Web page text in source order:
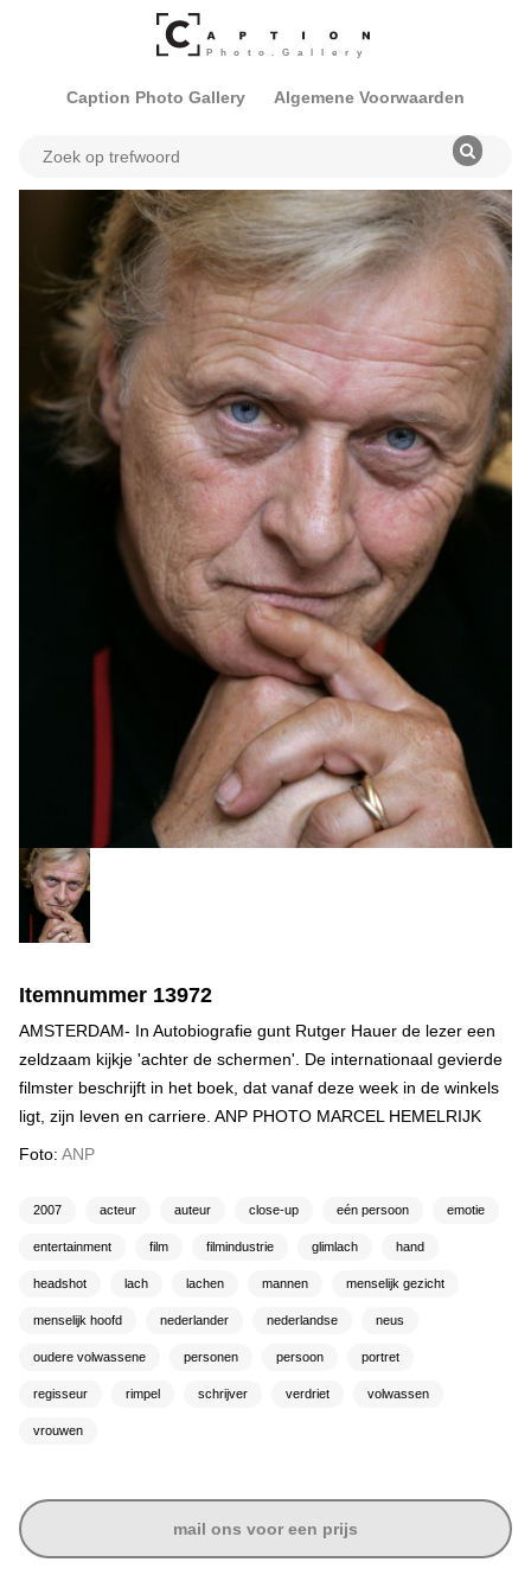
Caption Photo Gallery Algemene Voorwaarden
Itemnummer 13972
AMSTERDAM- In Autobiografie gunt Rutger Hauer de lezer een
zeldzaam kijkje 'achter de schermen'. De internationaal gevierde
filmster beschrijft in het boek, dat vanaf deze week in de winkels
ligt, zijn leven en carriere. ANP PHOTO MARCEL HEMELRIJK
Foto: ANP
2007 acteur auteur close-up eén persoon emotie
entertainment film filmindustrie glimlach hand
headshot lach lachen mannen menselijk gezicht
menselijk hoofd nederlander nederlandse neus
oudere volwassene personen persoon portret
regisseur rimpel schrijver verdriet volwassen
vrouwen
mail ons voor een prijs